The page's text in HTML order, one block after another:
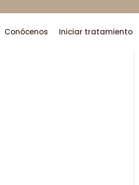
Conócenos Iniciar tratamiento